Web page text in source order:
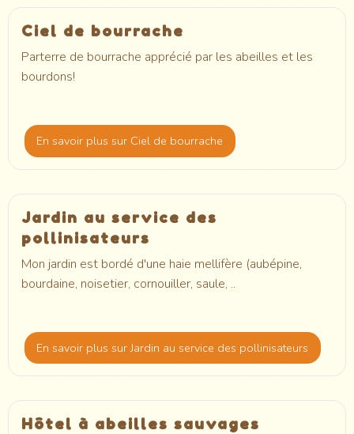
Ciel de bourrache
Parterre de bourrache apprécié par les abeilles et les
bourdons!
En savoir plussur Ciel de bourrache
Jardin au service des
pollinisateurs
Mon jardin est bordé d'une haie mellifère (aubépine,
bourdaine, noisetier, cornouiller, saule, ..
En savoir plussur Jardin au service des pollinisateurs
Hôtel à abeilles sauvages